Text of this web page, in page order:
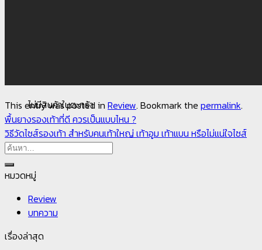
ไม่มีสินค้าในตะกร้า
This entry was posted in Review. Bookmark the permalink.
พื้นยางรองเท้าที่ดี ควรเป็นแบบไหน ?
วิธีวัดไซส์รองเท้า สำหรับคนเท้าใหญ่ เท้าอูม เท้าแบน หรือไม่แน่ใจไซส์
หมวดหมู่
Review
บทความ
เรื่องล่าสุด